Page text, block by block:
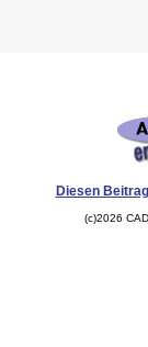
Diesen
(c)2026